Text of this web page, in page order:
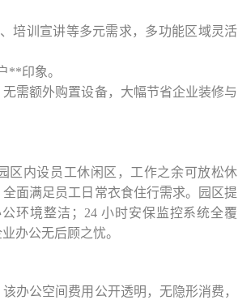
培训宣讲等多元需求，多功能区域灵活
**印象。
需额外购置设备，大幅节省企业装修与
区内设员工休闲区，工作之余可放松休
面满足员工日常衣食住行需求。园区提
环境整洁；24 小时安保监控系统全覆
办公无后顾之忧。
办公空间费用公开透明，无隐形消费，